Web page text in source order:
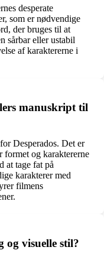
desperate
som er nødvendige
der bruges til at
sårbar eller ustabil
af karaktererne i
manuskript til
Desperados. Det er
formet og karaktererne
at tage fat på
karakterer med
filmens
og visuelle stil?